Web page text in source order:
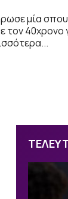
μία
τον